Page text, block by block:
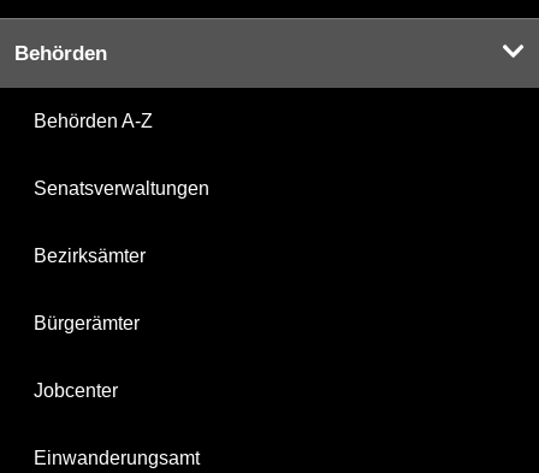
Behörden
Behörden A-Z
Senatsverwaltungen
Bezirksämter
Bürgerämter
Jobcenter
Einwanderungsamt